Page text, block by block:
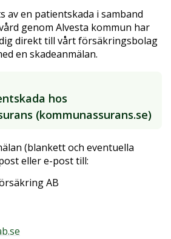
av en patientskada i samband
genom Alvesta kommun har
direkt till vårt försäkringsbolag
en skadeanmälan.
hos
(kommunassurans.se)
(blankett och eventuella
eller e-post till:
AB